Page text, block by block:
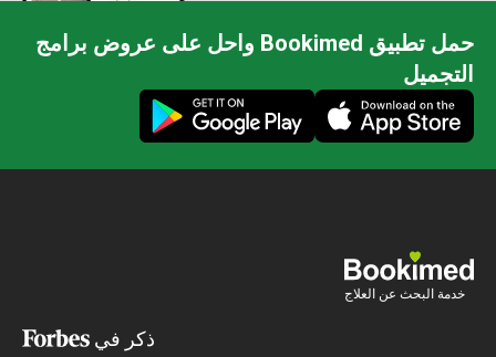
حمل تطبيق Bookimed واحل على عروض برامج
التجميل
خدمة البحث عن العلاج
ذكر في